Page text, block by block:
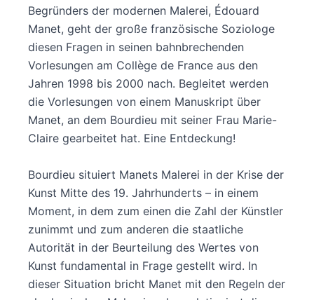
Begründers der modernen Malerei, Édouard
Manet, geht der große französische Soziologe
diesen Fragen in seinen bahnbrechenden
Vorlesungen am Collège de France aus den
Jahren 1998 bis 2000 nach. Begleitet werden
die Vorlesungen von einem Manuskript über
Manet, an dem Bourdieu mit seiner Frau Marie-
Claire gearbeitet hat. Eine Entdeckung!
Bourdieu situiert Manets Malerei in der Krise der
Kunst Mitte des 19. Jahrhunderts – in einem
Moment, in dem zum einen die Zahl der Künstler
zunimmt und zum anderen die staatliche
Autorität in der Beurteilung des Wertes von
Kunst fundamental in Frage gestellt wird. In
dieser Situation bricht Manet mit den Regeln der